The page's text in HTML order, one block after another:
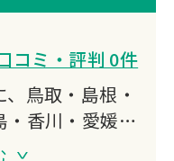
コミ・評判 0件
鳥取・島根・
香川・愛媛・
品整理・生前